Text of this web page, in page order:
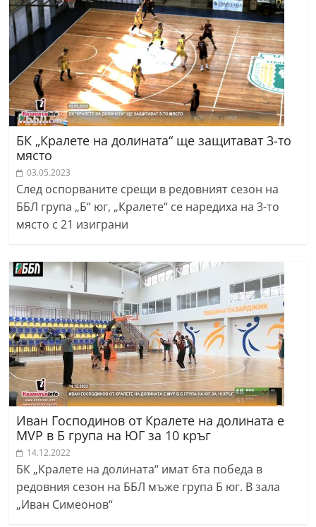
БК „Кралете на долината“ ще защитават 3-то
място
03.05.2023
След оспорваните срещи в редовният сезон на
ББЛ група „Б“ юг, „Кралете“ се наредиха на 3-то
място с 21 изиграни
Иван Господинов от Кралете на долината е
MVP в Б група на ЮГ за 10 кръг
14.12.2022
БК „Кралете на долината“ имат 6та победа в
редовния сезон на ББЛ мъже група Б юг. В зала
„Иван Симеонов“